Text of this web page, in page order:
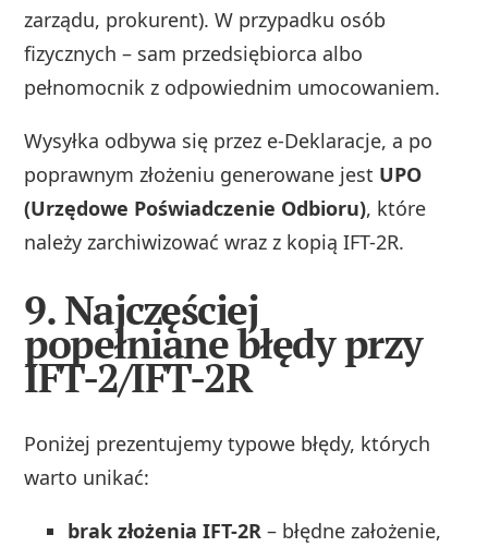
zarządu, prokurent). W przypadku osób
fizycznych – sam przedsiębiorca albo
pełnomocnik z odpowiednim umocowaniem.
Wysyłka odbywa się przez e-Deklaracje, a po
poprawnym złożeniu generowane jest UPO
(Urzędowe Poświadczenie Odbioru), które
należy zarchiwizować wraz z kopią IFT-2R.
9. Najczęściej
popełniane błędy przy
IFT-2/IFT-2R
Poniżej prezentujemy typowe błędy, których
warto unikać:
brak złożenia IFT-2R – błędne założenie,